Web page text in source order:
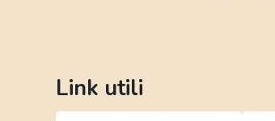
Link utili